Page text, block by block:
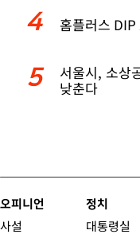
4 홈플러스
5
서울시, 소상
낮춘다
오피니언
사설
정치
대통령실